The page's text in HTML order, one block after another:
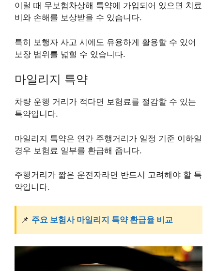
이럴 때 무보험차상해 특약에 가입되어 있으면 치료
비와 손해를 보상받을 수 있습니다.
특히 보행자 사고 시에도 유용하게 활용할 수 있어
보장 범위를 넓힐 수 있습니다.
마일리지 특약
차량 운행 거리가 적다면 보험료를 절감할 수 있는
특약입니다.
마일리지 특약은 연간 주행거리가 일정 기준 이하일
경우 보험료 일부를 환급해 줍니다.
주행거리가 짧은 운전자라면 반드시 고려해야 할 특
약입니다.
📌 주요 보험사 마일리지 특약 환급율 비교